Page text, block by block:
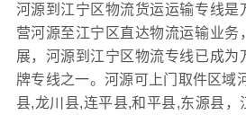
河源到江宁区物流货运运输专线是
营河源至江宁区直达物流运输业务
展，河源到江宁区物流专线已成为
牌专线之一。河源可上门取件区域
县,龙川县,连平县,和平县,东源县，